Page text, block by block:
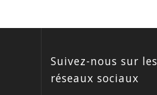
Suivez-nous sur les
réseaux sociaux